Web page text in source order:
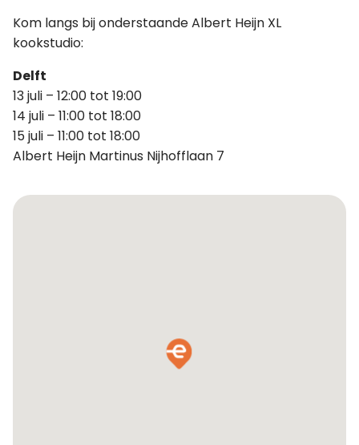
Kom langs bij onderstaande Albert Heijn XL
kookstudio:
Delft
13 juli – 12:00 tot 19:00
14 juli – 11:00 tot 18:00
15 juli – 11:00 tot 18:00
Albert Heijn Martinus Nijhofflaan 7